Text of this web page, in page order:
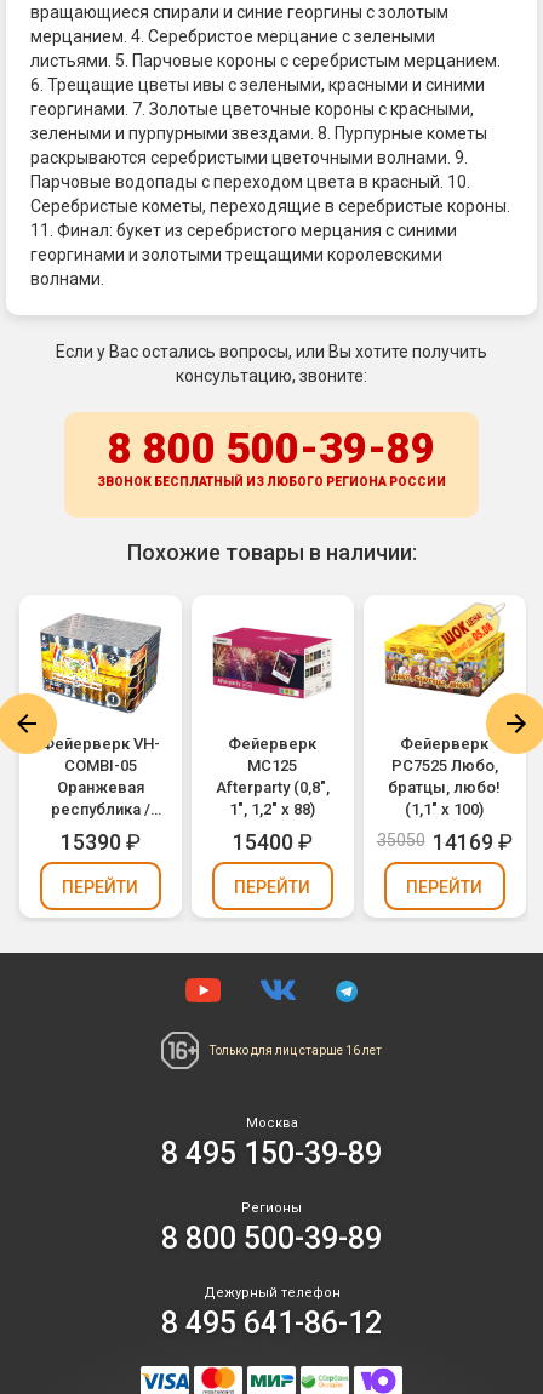
вращающиеся спирали и синие георгины с золотым
мерцанием. 4. Серебристое мерцание с зелеными
листьями. 5. Парчовые короны с серебристым мерцанием.
6. Трещащие цветы ивы с зелеными, красными и синими
георгинами. 7. Золотые цветочные короны с красными,
зелеными и пурпурными звездами. 8. Пурпурные кометы
раскрываются серебристыми цветочными волнами. 9.
Парчовые водопады с переходом цвета в красный. 10.
Серебристые кометы, переходящие в серебристые короны.
11. Финал: букет из серебристого мерцания с синими
георгинами и золотыми трещащими королевскими
волнами.
Если у Вас остались вопросы, или Вы хотите получить
консультацию, звоните:
8 800 500-39-89
ЗВОНОК БЕСПЛАТНЫЙ ИЗ ЛЮБОГО РЕГИОНА РОССИИ
Похожие товары в наличии:
Фейерверк VH-
COMBI-05
Оранжевая
республика /
Orange Vrijstaat
(0,8", 1", 1,25" х
88)
15390₽
ПЕРЕЙТИ
Фейерверк
MC125
Afterparty (0,8",
1", 1,2" х 88)
15400₽
ПЕРЕЙТИ
Фейерверк
РС7525 Любо,
братцы, любо!
(1,1" х 100)
35050 14169₽
ПЕРЕЙТИ
Только для лицстарше 16 лет
Москва
8 495 150-39-89
Регионы
8 800 500-39-89
Дежурный телефон
8 495 641-86-12